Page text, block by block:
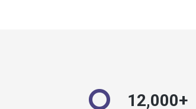
12,000+